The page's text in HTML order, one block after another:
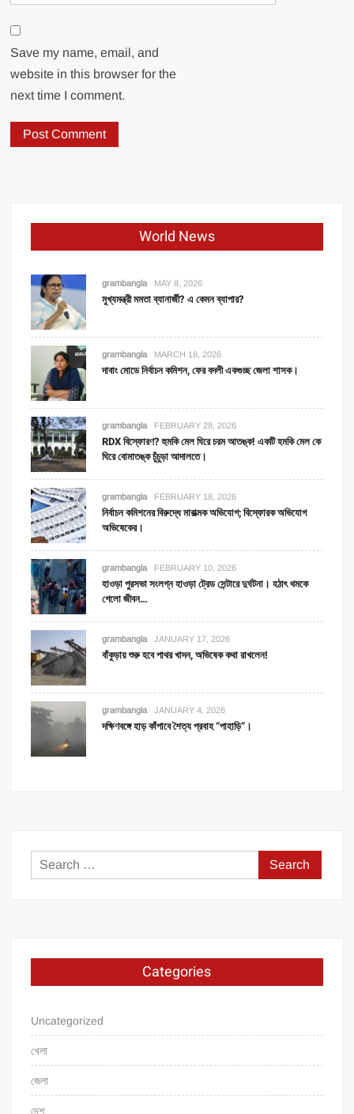
Save my name, email, and
website in this browser for the
next time I comment.
World News
grambangla MAY 8, 2026
মুখ্যমন্ত্রী মমতা ব্যানার্জী? এ কেমন ব্যাপার?
grambangla MARCH 18, 2026
দাবাং মোডে নির্বাচন কমিশন, ফের বদলী একগুচ্ছ জেলা শাসক।
grambangla FEBRUARY 28, 2026
RDX বিস্ফোরণ? হুমকি মেল ঘিরে চরম আতঙ্ক! একটি হমকি মেল কে
ঘিরে বোমাতঙ্ক চুঁচুড়া আদালতে।
grambangla FEBRUARY 18, 2026
নির্বাচন কমিশনের বিরুদ্ধে মারাত্মক অভিযোগ; বিস্ফোরক অভিযোগ
অভিষেকের।
grambangla FEBRUARY 10, 2026
হাওড়া পুরসভা সংলগ্ন হাওড়া ট্রেড সেন্টারে দুর্ঘটনা। হঠাৎ থমকে
গেলো জীবন…
grambangla JANUARY 17, 2026
বাঁকুড়ায় শুরু হবে পাথর খাদন, অভিষেক কথা রাখলেন!
grambangla JANUARY 4, 2026
দক্ষিণবঙ্গে হাড় কাঁপাবে শৈত্য প্রবাহ “পাহাড়ি”।
Search
for:
Categories
Uncategorized
খেলা
জেলা
দেশ